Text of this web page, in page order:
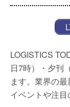
LOGISTICS
日7時）・夕刊
ます。業界の
イベントや注目